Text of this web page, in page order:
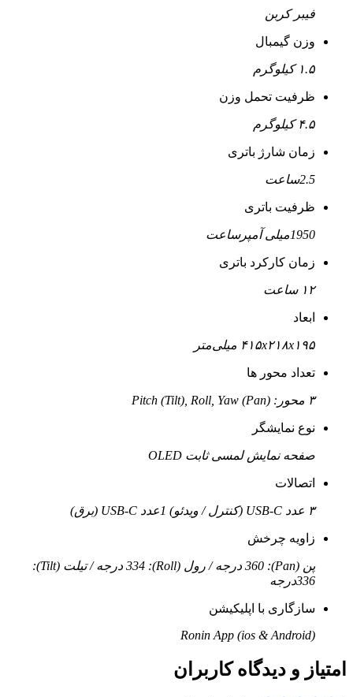
فیبر کربن
وزن گیمبال
۱.۵ کیلوگرم
ظرفیت تحمل وزن
۴.۵ کیلوگرم
زمان شارژ باتری
2.5ساعت
ظرفیت باتری
1950میلی آمپرساعت
زمان کارکرد باتری
۱۲ ساعت
ابعاد
۴۱۵x۲۱۸x۱۹۵ میلی‌متر
تعداد محور ها
۳ محور: Pitch (Tilt), Roll, Yaw (Pan)
نوع نمایشگر
صفحه نمایش لمسی ثابت OLED
اتصالات
۳ عدد USB-C (کنترل / ویدئو) 1عدد USB-C (برق)
زاویه چرخش
پن (Pan): 360 درجه / رول (Roll): 334 درجه / تیلت (Tilt):
336درجه
سازگاری با اپلیکیشن
Ronin App (ios & Android)
امتیاز و دیدگاه کاربران